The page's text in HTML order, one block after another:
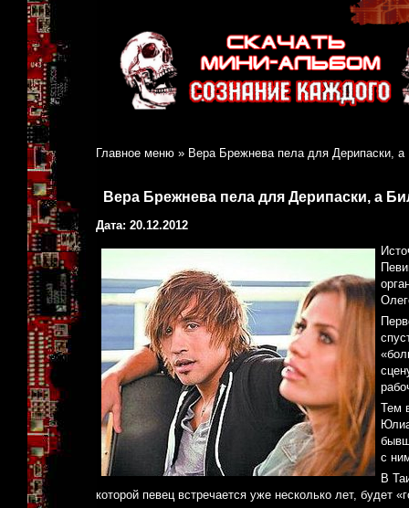
Главное меню » Вера Брежнева пела для Дерипаски,
Вера Брежнева пела для Дерипаски, а
Дата: 20.12.2012
Тем
с
В
которой певец встречается уже несколько лет, будет